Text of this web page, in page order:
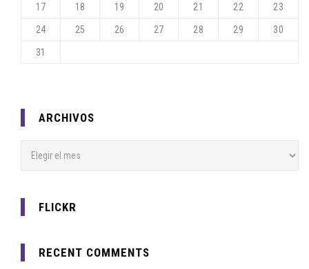
17 18 19 20 21 22 23
24 25 26 27 28 29 30
31
ARCHIVOS
FLICKR
RECENT COMMENTS